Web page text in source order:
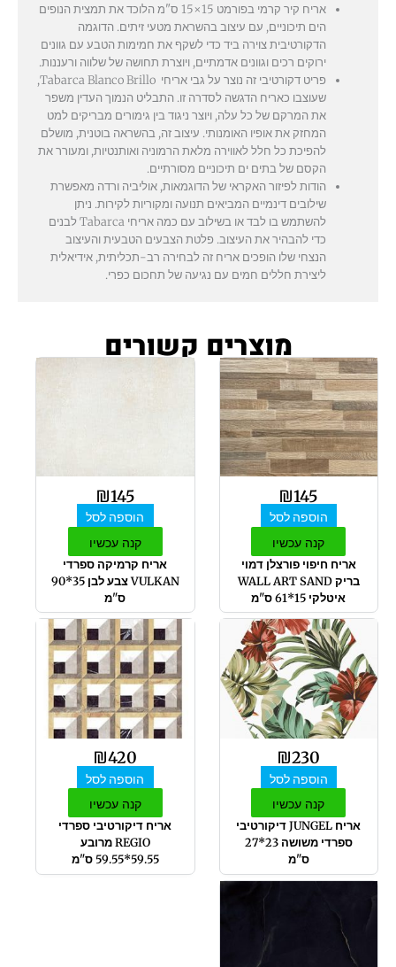
אריח קיר קרמי בפורמט 15×15 ס"מ הלוכד את תמצית הנופים
הים תיכוניים, עם עיצוב בהשראת מטעי זיתים. הדוגמה
הדקורטיבית צוירה ביד כדי לשקף את חמימות הטבע עם גוונים
ירוקים רכים וגוונים אדמתיים, ויוצרת תחושה של שלווה ורעננות.
פריט דקורטיבי זה נוצר על גבי אריחי Tabarca Blanco Brillo,
שעוצבו כאריח הדגשה לסדרה זו. התבליט הנמוך העדין משפר
את המרקם של כל עלה, ויוצר ניגוד בין גימורים מבריקים למט
המחזק את אופיו האומנותי. עיצוב זה, בהשראה בוטנית, מושלם
להפיכת כל חלל לאווירה מלאת הרמוניה ואותנטיות, ומעורר את
הקסם של בתים ים תיכוניים מסורתיים.
הודות לפיזור האקראי של הדוגמאות, אוליביה ורדה מאפשרת
שילובים דינמיים המביאים תנועה ומקוריות לקירות. ניתן
להשתמש בו לבד או בשילוב עם כמה אריחי Tabarca לבנים
כדי להבהיר את העיצוב. פלטת הצבעים הטבעית והעיצוב
הנצחי שלו הופכים אריח זה לבחירה רב-תכליתית, אידיאלית
ליצירת חללים חמים עם נגיעה של תחכום כפרי.
מוצרים קשורים
₪145
הוספה לסל
קנה עכשיו
אריח חיפוי פורצלן דמוי
בריק WALL ART SAND
איטלקי 15*61 ס"מ
₪145
הוספה לסל
קנה עכשיו
אריח קרמיקה ספרדי
VULKAN צבע לבן 35*90
ס"מ
₪230
הוספה לסל
קנה עכשיו
אריח JUNGEL דיקורטיבי
ספרדי משושה 23*27
ס"מ
₪420
הוספה לסל
קנה עכשיו
אריח דיקורטיבי ספרדי
REGIO מרובע
59.55*59.55 ס"מ